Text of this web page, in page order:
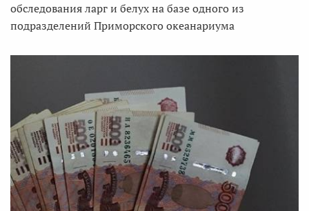
обследования ларг и белух на базе одного из
подразделений Приморского океанариума